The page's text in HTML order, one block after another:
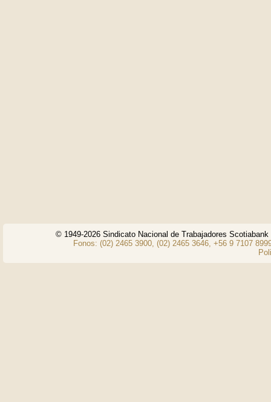
© 1949-2026 Sindicato Nacional de Trabajadores
Fonos: (02) 2465 3900, (02) 2465 3646, +56 9 7107